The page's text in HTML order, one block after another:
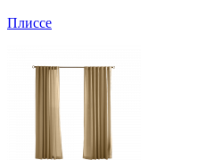
Плиссе